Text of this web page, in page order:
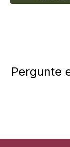
Pergunte